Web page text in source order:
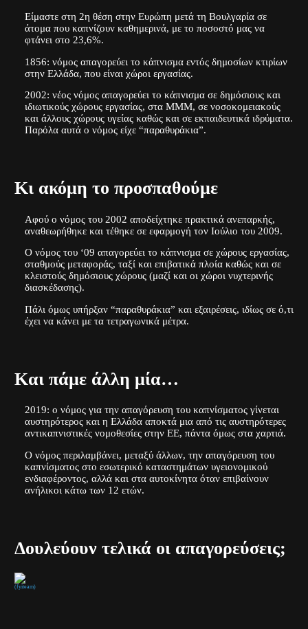
Είμαστε στη 2η θέση στην Ευρώπη μετά τη Βουλγαρία σε
άτομα που καπνίζουν καθημερινά, με το ποσοστό μας να
φτάνει στο 23,6%.
1856: νόμος απαγορεύει το κάπνισμα εντός δημοσίων κτιρίων
στην Ελλάδα, που είναι χώροι εργασίας.
2002: νέος νόμος απαγορεύει το κάπνισμα σε δημόσιους και
ιδιωτικούς χώρους εργασίας, στα ΜΜΜ, σε νοσοκομειακούς
και άλλους χώρους υγείας καθώς και σε εκπαιδευτικά ιδρύματα.
Παρόλα αυτά ο νόμος είχε “παραθυράκια”.
Κι ακόμη το προσπαθούμε
Αφού ο νόμος του 2002 αποδείχτηκε πρακτικά ανεπαρκής,
αναθεωρήθηκε και τέθηκε σε εφαρμογή τον Ιούλιο του 2009.
Ο νόμος του ‘09 απαγορεύει το κάπνισμα σε χώρους εργασίας,
σταθμούς μεταφοράς, ταξί και επιβατικά πλοία καθώς και σε
κλειστούς δημόσιους χώρους (μαζί και οι χώροι νυχτερινής
διασκέδασης).
Πάλι όμως υπήρξαν “παραθυράκια” και εξαιρέσεις, ιδίως σε ό,τι
έχει να κάνει με τα τετραγωνικά μέτρα.
Και πάμε άλλη μία…
2019: ο νόμος για την απαγόρευση του καπνίσματος γίνεται
αυστηρότερος και η Ελλάδα αποκτά μια από τις αυστηρότερες
αντικαπνιστικές νομοθεσίες στην ΕΕ, πάντα όμως στα χαρτιά.
Ο νόμος περιλαμβάνει, μεταξύ άλλων, την απαγόρευση του
καπνίσματος στο εσωτερικό καταστημάτων υγειονομικού
ενδιαφέροντος, αλλά και στα αυτοκίνητα όταν επιβαίνουν
ανήλικοι κάτω των 12 ετών.
Δουλεύουν τελικά οι απαγορεύσεις;
(fyiteam)